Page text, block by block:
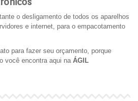
o desligamento de todos os aparelhos
e internet, para o empacotamento
para fazer seu orçamento, porque
você encontra aqui na ÁGIL